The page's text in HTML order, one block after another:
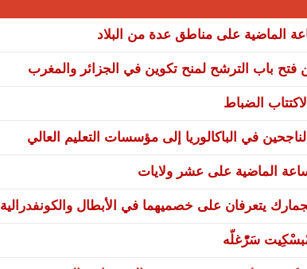
فتح باب الترشح لمنح تكوين في الجزائر والمغرب
الضباط
في الباكالوريا إلى مؤسسات التعليم العالي
يتعرفان على خصميهما في الأبطال والكونفدرالية
سَرّْغلّه